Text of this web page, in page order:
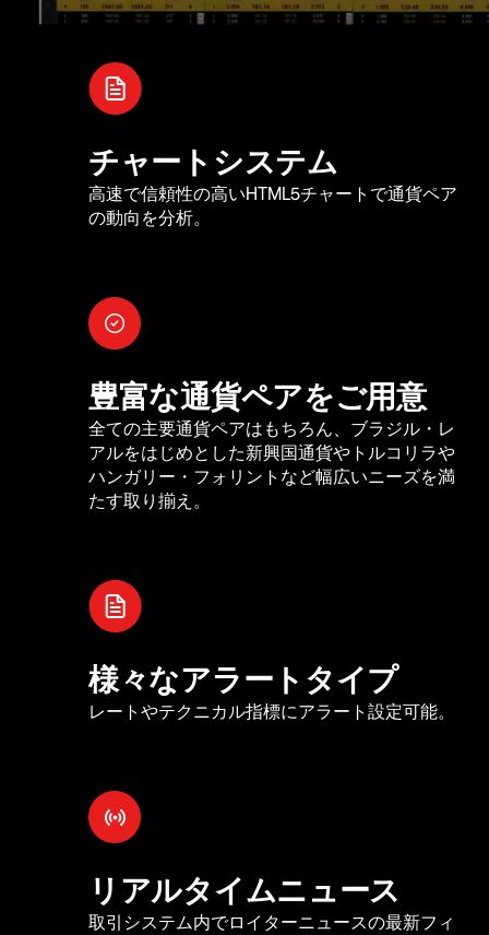
チャートシステム
高速で信頼性の高いHTML5チャートで通貨ペア
の動向を分析。
豊富な通貨ペアをご用意
全ての主要通貨ペアはもちろん、ブラジル・レ
アルをはじめとした新興国通貨やトルコリラや
ハンガリー・フォリントなど幅広いニーズを満
たす取り揃え。
様々なアラートタイプ
レートやテクニカル指標にアラート設定可能。
リアルタイムニュース
取引システム内でロイターニュースの最新フィ